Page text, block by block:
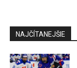
NAJČÍTANEJŠIE